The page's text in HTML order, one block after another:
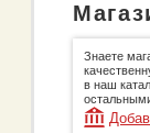
Знаете
в наш